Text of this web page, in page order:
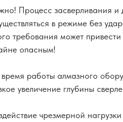
Процесс засверливания
в режиме без
требования может
опасным!
работы алмазного
увеличение глубины
чрезмерной